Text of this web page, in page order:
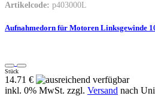
Artikelcode: p403000L
Aufnahmedorn für Motoren Linksgewinde
Stück
14.71 €
inkl. 0% MwSt. zzgl. Versand nach